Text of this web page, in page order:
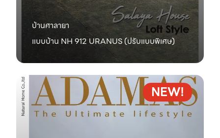
บ้านศาลายา
แบบบ้าน NH 912 URANUS (ปรับแบบพิเศษ)
NEW!